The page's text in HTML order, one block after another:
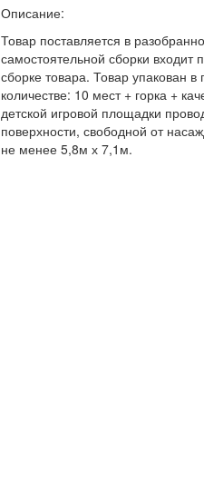
Описание:
Товар поставляется в
самостоятельной сборки входит
сборке товара. Товар упакован
количестве: 10 мест + горка +
детской игровой площадки
поверхности, свободной от
не менее 5,8м х 7,1м.